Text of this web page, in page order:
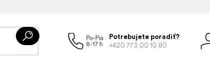
Potrebujete poradiť?
+420 773 00 10 80